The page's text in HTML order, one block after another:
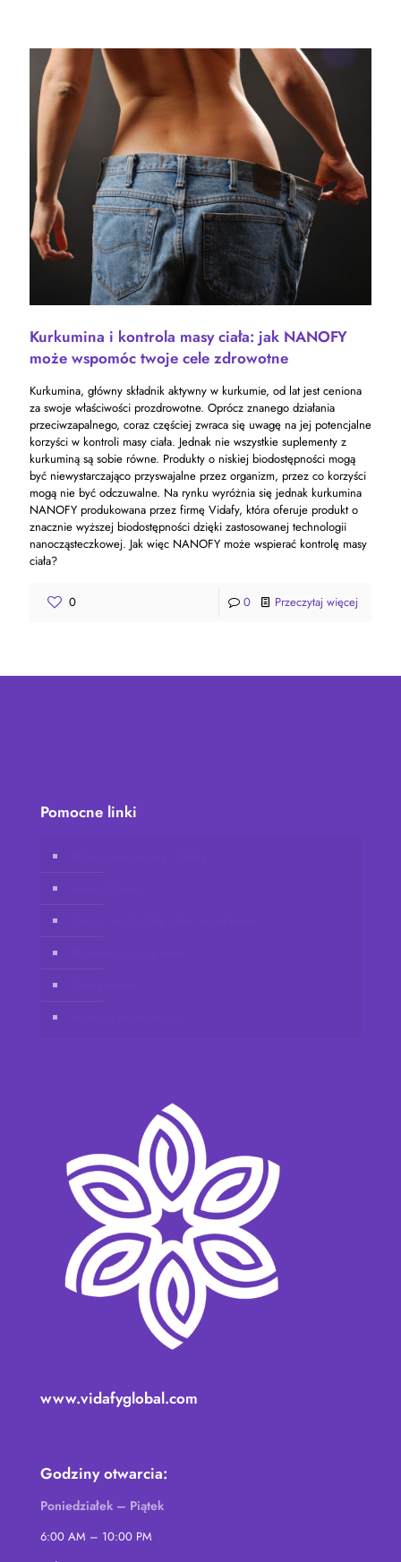
Kurkumina i kontrola masy ciała: jak NANOFY
może wspomóc twoje cele zdrowotne
Kurkumina, główny składnik aktywny w kurkumie, od lat jest ceniona
za swoje właściwości prozdrowotne. Oprócz znanego działania
przeciwzapalnego, coraz częściej zwraca się uwagę na jej potencjalne
korzyści w kontroli masy ciała. Jednak nie wszystkie suplementy z
kurkuminą są sobie równe. Produkty o niskiej biodostępności mogą
być niewystarczająco przyswajalne przez organizm, przez co korzyści
mogą nie być odczuwalne. Na rynku wyróżnia się jednak kurkumina
NANOFY produkowana przez firmę Vidafy, która oferuje produkt o
znacznie wyższej biodostępności dzięki zastosowanej technologii
nanocząsteczkowej. Jak więc NANOFY może wspierać kontrolę masy
ciała?
0 0 Przeczytaj więcej
Pomocne linki
www.vidafyglobal.com
Godziny otwarcia:
Poniedziałek – Piątek
6:00 AM – 10:00 PM